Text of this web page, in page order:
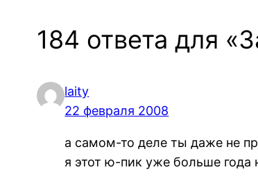
184 ответа для
laity
22 февраля 2008
а самом-то деле ты даже не
я этот ю-пик уже больше года